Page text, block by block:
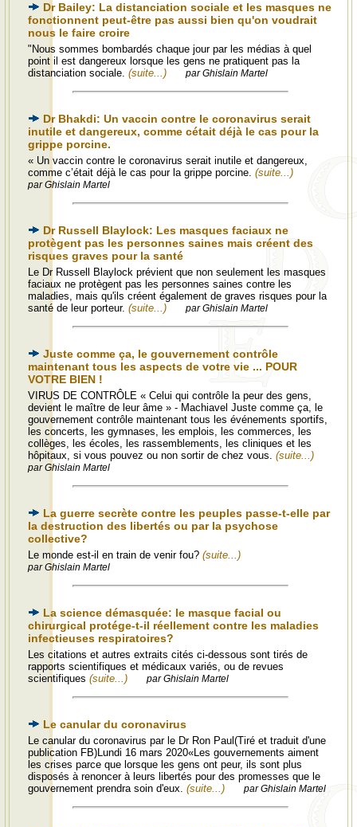
Dr Bailey: La distanciation sociale et les masques ne
fonctionnent peut-être pas aussi bien qu'on voudrait
nous le faire croire
"Nous sommes bombardés chaque jour par les médias à quel
point il est dangereux lorsque les gens ne pratiquent pas la
distanciation sociale. (suite...) par Ghislain Martel
Dr Bhakdi: Un vaccin contre le coronavirus serait
inutile et dangereux, comme cétait déjà le cas pour la
grippe porcine.
« Un vaccin contre le coronavirus serait inutile et dangereux,
comme c’était déjà le cas pour la grippe porcine. (suite...)
par Ghislain Martel
Dr Russell Blaylock: Les masques faciaux ne
protègent pas les personnes saines mais créent des
risques graves pour la santé
Le Dr Russell Blaylock prévient que non seulement les masques
faciaux ne protègent pas les personnes saines contre les
maladies, mais qu'ils créent également de graves risques pour la
santé de leur porteur. (suite...) par Ghislain Martel
Juste comme ça, le gouvernement contrôle
maintenant tous les aspects de votre vie ... POUR
VOTRE BIEN !
VIRUS DE CONTRÔLE « Celui qui contrôle la peur des gens,
devient le maître de leur âme » - Machiavel Juste comme ça, le
gouvernement contrôle maintenant tous les événements sportifs,
les concerts, les gymnases, les emplois, les commerces, les
collèges, les écoles, les rassemblements, les cliniques et les
hôpitaux, si vous pouvez ou non sortir de chez vous. (suite...)
par Ghislain Martel
La guerre secrète contre les peuples passe-t-elle par
la destruction des libertés ou par la psychose
collective?
Le monde est-il en train de venir fou? (suite...)
par Ghislain Martel
La science démasquée: le masque facial ou
chirurgical protége-t-il réellement contre les maladies
infectieuses respiratoires?
Les citations et autres extraits cités ci-dessous sont tirés de
rapports scientifiques et médicaux variés, ou de revues
scientifiques (suite...) par Ghislain Martel
Le canular du coronavirus
Le canular du coronavirus par le Dr Ron Paul(Tiré et traduit d'une
publication FB)Lundi 16 mars 2020«Les gouvernements aiment
les crises parce que lorsque les gens ont peur, ils sont plus
disposés à renoncer à leurs libertés pour des promesses que le
gouvernement prendra soin d'eux. (suite...) par Ghislain Martel